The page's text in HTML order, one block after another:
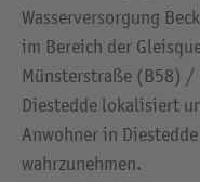
Wasserversorgung
im Bereich der
Münsterstraße (B58) /
Diestedde lokalisiert
Anwohner in
wahrzunehmen.